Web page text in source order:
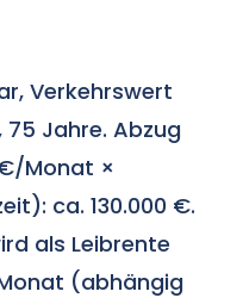
Verkehrswert
75 Jahre. Abzug
Monat ×
ca. 130.000 €.
als Leibrente
(abhängig